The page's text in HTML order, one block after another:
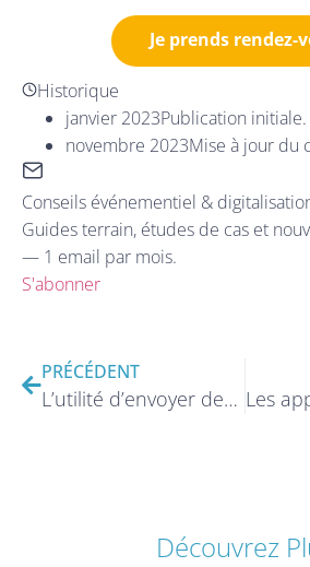
Je prends rendez-
Historique
janvier 2023Publication initiale.
novembre 2023Mise à jour du
Conseils événementiel &
Guides terrain, études de cas et
— 1 email par mois.
S'abonner
PRÉCÉDENT
L’utilité d’envoyer des notifications push lors des événements
Découvrez